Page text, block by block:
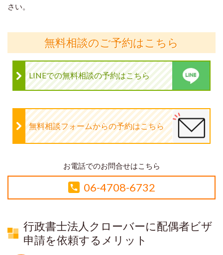
さい。
無料相談のご予約はこちら
LINEでの無料相談の予約はこちら
無料相談フォームからの予約はこちら
お電話でのお問合せはこちら
06-4708-6732
行政書士法人クローバーに配偶者ビザ
申請を依頼するメリット